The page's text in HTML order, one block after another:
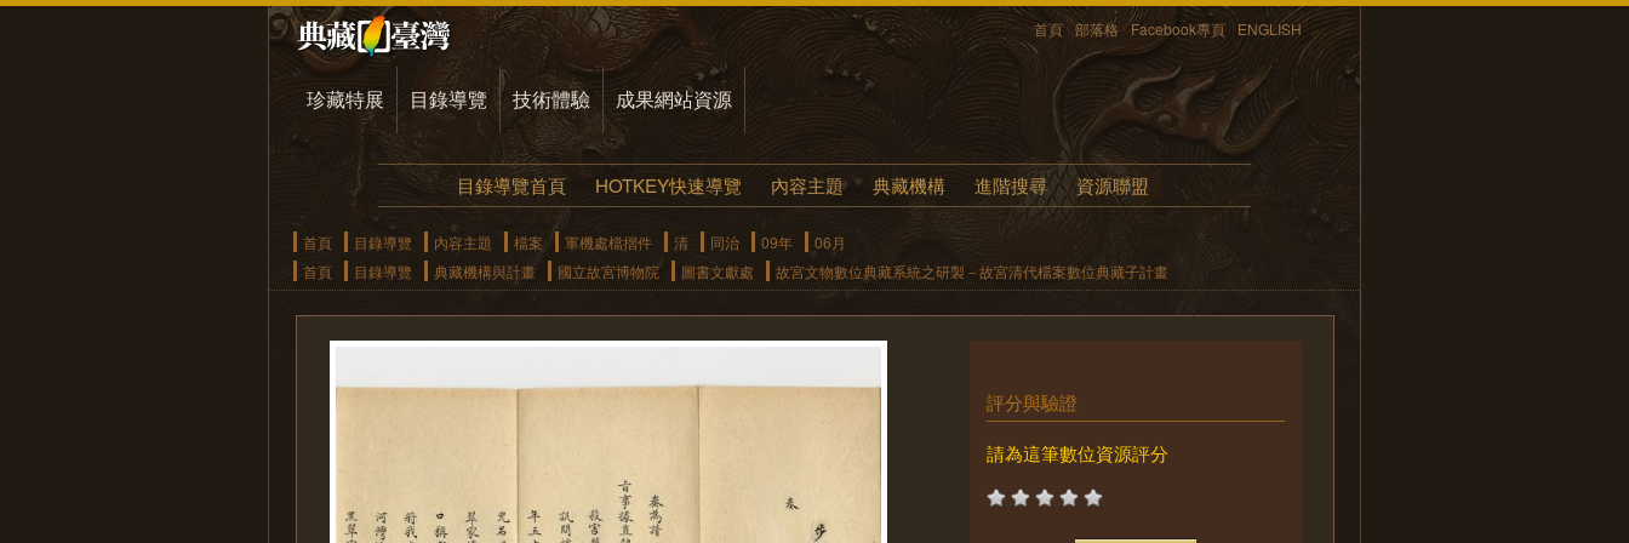
首頁 部落格 Facebook專頁 ENGLISH
珍藏特展 目錄導覽 技術體驗 成果網站資源
目錄導覽首頁 HOTKEY快速導覽 內容主題 典藏機構 進階搜尋 資源聯盟
首頁 目錄導覽 內容主題 檔案 軍機處檔摺件 清 同治 09年
06月
首頁
目錄導覽 典藏機構與計畫 國立故宮博物院 圖書文獻處 故宮文物數位典藏系統之研製－故宮清代檔案數位典藏子計畫
評分與驗證
請為這筆數位資源評分